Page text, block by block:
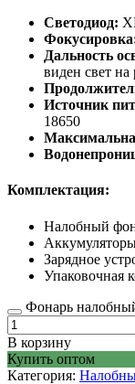
Светодиод:
Дальность
виден свет на
Источник
18650
Комплектация:
Налобный
Зарядное
Упаковочная
Фонарь
В корзину
Купить оптом
Категория: